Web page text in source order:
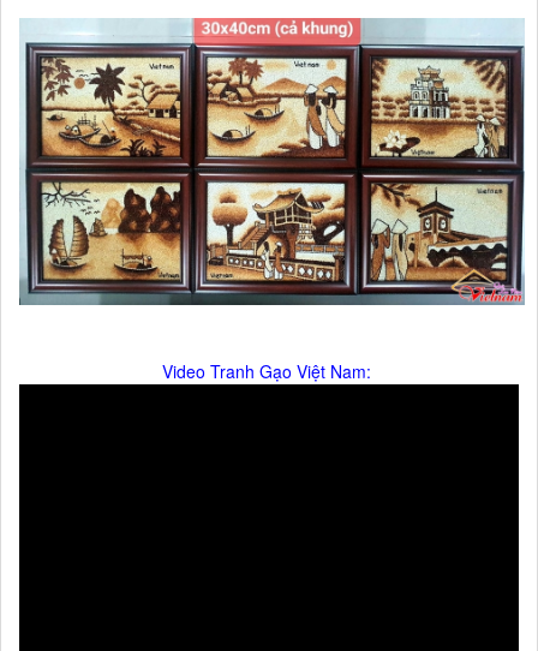
Video Tranh Gạo Việt Nam: